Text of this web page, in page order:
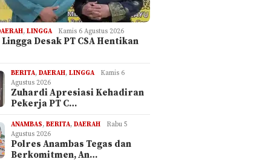
,LINGGA Kamis 6 Agustus 2026
Desak PT CSA Hentikan
BERITA,DAERAH,LINGGA
Kamis 6
Agustus 2026
Zuhardi Apresiasi Kehadiran
Pekerja PT C…
ANAMBAS,BERITA,DAERAH
Rabu 5
Agustus 2026
Polres Anambas Tegas dan
Berkomitmen, An…